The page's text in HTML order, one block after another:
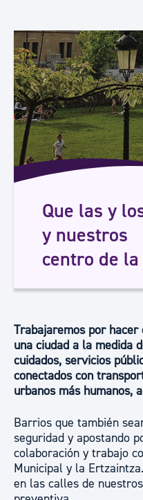
Que las y
y nuestros
centro de
Trabajaremos por
una ciudad a la medida
cuidados, servicios
conectados con
urbanos más humanos,
Barrios que también
seguridad y apostando
colaboración y trabajo
Municipal y la
en las calles de